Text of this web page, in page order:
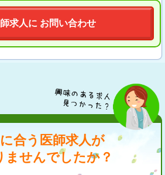
求人に お問い合わせ
合う医師求人が
ませんでしたか？